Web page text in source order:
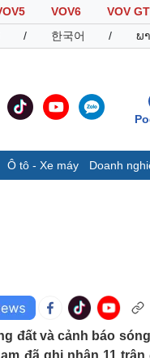
VOV6
VOV GT
/ 한국어 / ພ
Ô tô - Xe máy Doanh
- Xe máy
đất và cảnh báo
đã ghi nhận 11 trận